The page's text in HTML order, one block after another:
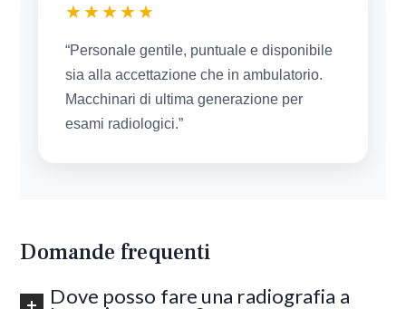
★★★★★
“Personale gentile, puntuale e disponibile
sia alla accettazione che in ambulatorio.
Macchinari di ultima generazione per
esami radiologici.”
Domande frequenti
Dove posso fare una radiografia a